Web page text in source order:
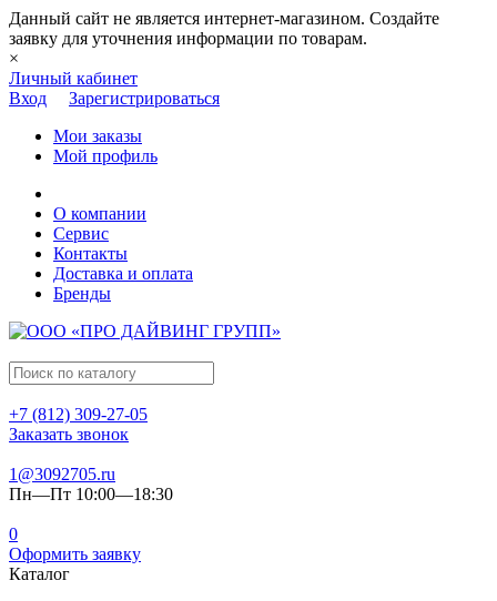
Данный сайт не является интернет-магазином. Создайте
заявку для уточнения информации по товарам.
×
Личный кабинет
Вход
Зарегистрироваться
Мои заказы
Мой профиль
О компании
Сервис
Контакты
Доставка и оплата
Бренды
+7 (812) 309-27-05
Заказать звонок
1@3092705.ru
Пн—Пт 10:00—18:30
0
Оформить заявку
Каталог